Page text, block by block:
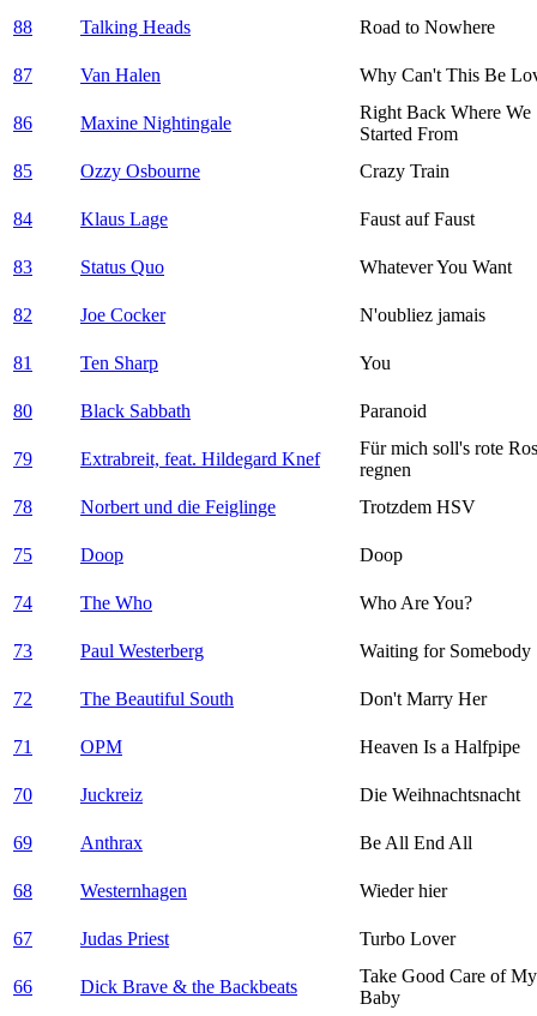
88 Talking Heads Road to Nowhere
87 Van Halen Why Can't This Be
86 Maxine Nightingale
Right Back Where We
Started From
85
Ozzy Osbourne Crazy Train
84 Klaus Lage Faust auf Faust
83 Status Quo Whatever You Want
82 Joe Cocker N'oubliez jamais
81 Ten Sharp You
80 Black Sabbath Paranoid
79 Extrabreit, feat. Hildegard Knef
Für mich soll's rote
regnen
78
Norbert und die Feiglinge Trotzdem HSV
75 Doop Doop
74 The Who Who Are You?
73 Paul Westerberg Waiting for Somebody
72 The Beautiful South Don't Marry Her
71 OPM Heaven Is a Halfpipe
70 Juckreiz Die Weihnachtsnacht
69 Anthrax Be All End All
68 Westernhagen Wieder hier
67 Judas Priest Turbo Lover
66 Dick Brave & the Backbeats
Take Good Care of My
Baby